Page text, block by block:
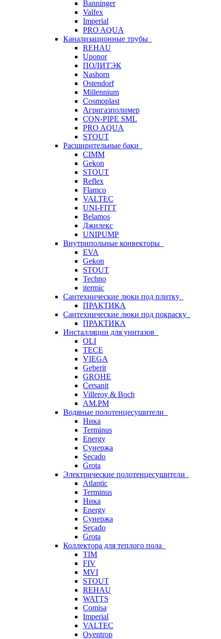
Banninger
Valfex
Imperial
PRO AQUA
Канализационные трубы
REHAU
Uponor
ПОЛИТЭК
Nashorn
Ostendorf
Millennium
Cosmoplast
Агригазполимер
CON-PIPE SML
PRO AQUA
STOUT
Расширительные баки
CIMM
Gekon
STOUT
Reflex
Flamco
VALTEC
UNI-FITT
Belamos
Джилекс
UNIPUMP
Внутрипольные конвекторы
EVA
Gekon
STOUT
Techno
itermic
Сантехнические люки под плитку
ПРАКТИКА
Сантехнические люки под покраску
ПРАКТИКА
Инсталляции для унитазов
OLI
TECE
VIEGA
Geberit
GROHE
Cersanit
Villeroy & Boch
AM.PM
Водяные полотенцесушители
Ника
Terminus
Energy
Сунержа
Secado
Grota
Электрические полотенцесушители
Atlantic
Terminus
Ника
Energy
Сунержа
Secado
Grota
Коллектора для теплого пола
TIM
FIV
MVI
STOUT
REHAU
WATTS
Comisa
Imperial
VALTEC
Oventrop